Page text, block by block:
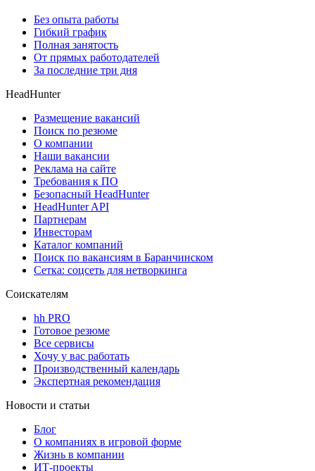
Без опыта работы
Гибкий график
Полная занятость
От прямых работодателей
За последние три дня
HeadHunter
Размещение вакансий
Поиск по резюме
О компании
Наши вакансии
Реклама на сайте
Требования к ПО
Безопасный HeadHunter
HeadHunter API
Партнерам
Инвесторам
Каталог компаний
Поиск по вакансиям в Баранчинском
Сетка: соцсеть для нетворкинга
Соискателям
hh PRO
Готовое резюме
Все сервисы
Хочу у вас работать
Производственный календарь
Экспертная рекомендация
Новости и статьи
Блог
О компаниях в игровой форме
Жизнь в компании
ИТ-проекты